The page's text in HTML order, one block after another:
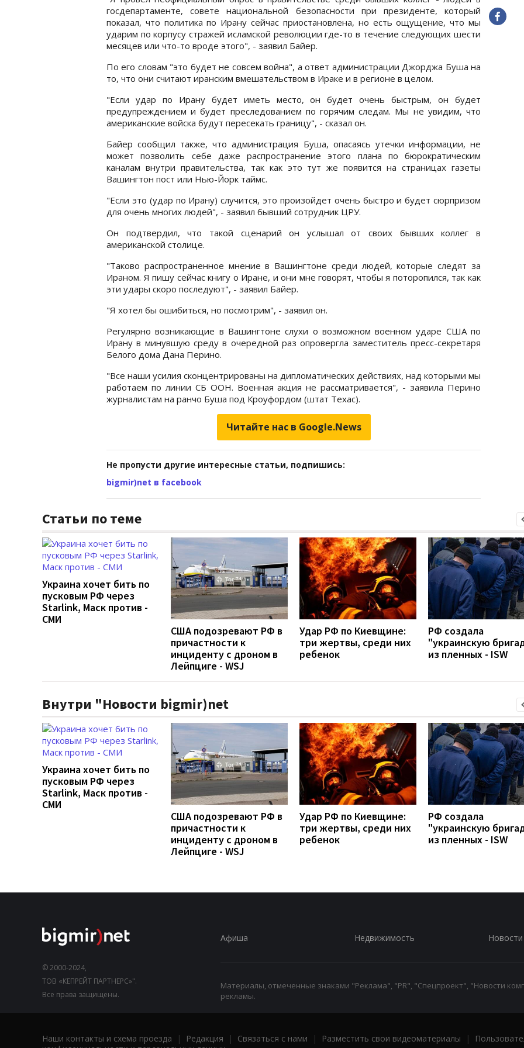
госдепартаменте, совете национальной безопасности при президенте, который
показал, что политика по Ирану сейчас приостановлена, но есть ощущение, что мы
ударим по корпусу стражей исламской революции где-то в течение следующих шести
месяцев или что-то вроде этого", - заявил Байер.
По его словам "это будет не совсем война", а ответ администрации Джорджа Буша на
то, что они считают иранским вмешательством в Ираке и в регионе в целом.
"Если удар по Ирану будет иметь место, он будет очень быстрым, он будет
предупреждением и будет преследованием по горячим следам. Мы не увидим, что
американские войска будут пересекать границу", - сказал он.
Байер сообщил также, что администрация Буша, опасаясь утечки информации, не
может позволить себе даже распространение этого плана по бюрократическим
каналам внутри правительства, так как это тут же появится на страницах газеты
Вашингтон пост или Нью-Йорк таймс.
"Если это (удар по Ирану) случится, это произойдет очень быстро и будет сюрпризом
для очень многих людей", - заявил бывший сотрудник ЦРУ.
Он подтвердил, что такой сценарий он услышал от своих бывших коллег в
американской столице.
"Таково распространенное мнение в Вашингтоне среди людей, которые следят за
Ираном. Я пишу сейчас книгу о Иране, и они мне говорят, чтобы я поторопился, так как
эти удары скоро последуют", - заявил Байер.
"Я хотел бы ошибиться, но посмотрим", - заявил он.
Регулярно возникающие в Вашингтоне слухи о возможном военном ударе США по
Ирану в минувшую среду в очередной раз опровергла заместитель пресс-секретаря
Белого дома Дана Перино.
"Все наши усилия сконцентрированы на дипломатических действиях, над которыми мы
работаем по линии СБ ООН. Военная акция не рассматривается", - заявила Перино
журналистам на ранчо Буша под Кроуфордом (штат Техас).
Читайте нас в Google.News
Не пропусти другие интересные статьи, подпишись:
bigmir)net в facebook
Статьи по теме
Украина хочет бить по
пусковым РФ через
Starlink, Маск против -
СМИ
США подозревают РФ в
причастности к
инциденту с дроном в
Лейпциге - WSJ
Удар РФ по Киевщине:
три жертвы, среди них
ребенок
РФ создала
"украинскую
из пленных - ISW
Внутри "Новости bigmir)net
Украина хочет бить по
пусковым РФ через
Starlink, Маск против -
СМИ
США подозревают РФ в
причастности к
инциденту с дроном в
Лейпциге - WSJ
Удар РФ по Киевщине:
три жертвы, среди них
ребенок
РФ создала
"украинскую
из пленных - ISW
© 2000-2024,
ТОВ «КЕПРЕЙТ ПАРТНЕРС»".
Все права защищены.
Афиша Недвижимость Новости
Материалы, отмеченные знаками "Реклама", "PR", "Спецпроект", "Новости
рекламы.
Наши контакты и схема проезда | Редакция | Связаться с нами | Разместить свои видеоматериалы |